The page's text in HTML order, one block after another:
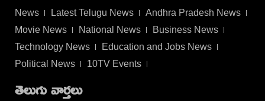
News Latest Telugu News
Andhra Pradesh News
Movie News
National News
Business News
Technology News
Education and Jobs News
Political News
10TV Events
తెలుగు వార్తలు